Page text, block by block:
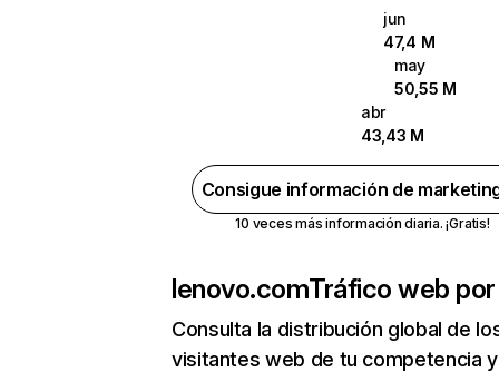
jun
47,4 M
may
50,55 M
abr
43,43 M
Consigue información de
10 veces más información diaria. ¡Gratis!
lenovo.comTráfico web
Consulta la distribución global de
visitantes web de tu competencia y